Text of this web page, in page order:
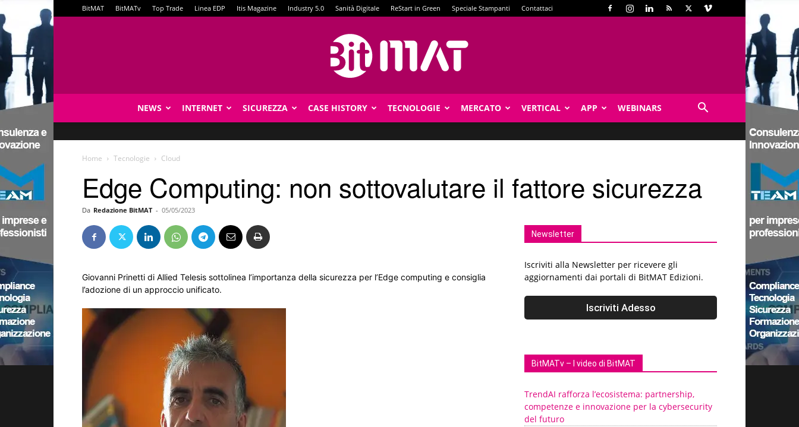
BitMAT BitMATv Top Trade Linea EDP Itis Magazine Industry 5.0 Sanità Digitale ReStart in Green Speciale Stampanti Contattaci
NEWS INTERNET SICUREZZA CASE HISTORY TECNOLOGIE MERCATO VERTICAL APP WEBINARS
Home Tecnologie Cloud
Edge Computing: non sottovalutare il fattore sicurezza
Da Redazione BitMAT - 05/05/2023
Giovanni Prinetti di Allied Telesis sottolinea l’importanza della sicurezza per l’Edge computing e consiglia
l’adozione di un approccio unificato.
Newsletter
Iscriviti alla Newsletter per ricevere gli
aggiornamenti dai portali di BitMAT Edizioni.
BitMATv – I video di BitMAT
TrendAI rafforza l’ecosistema: partnership,
competenze e innovazione per la cybersecurity
del futuro